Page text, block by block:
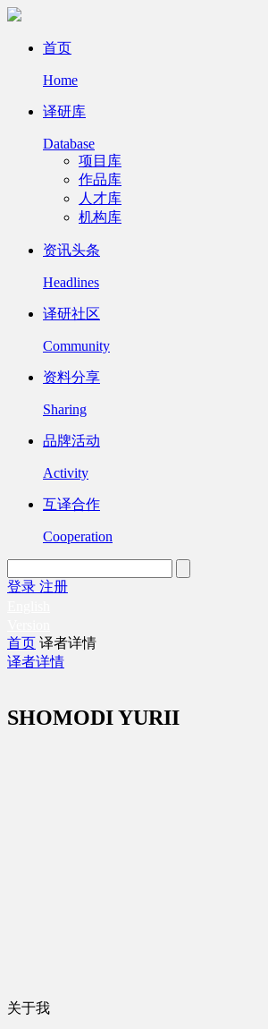
首页
Home
译研库
Database
项目库
作品库
人才库
机构库
资讯头条
Headlines
译研社区
Community
资料分享
Sharing
品牌活动
Activity
互译合作
Cooperation
登录 注册
首页 译者详情
译者详情
SHOMODI YURII
关于我